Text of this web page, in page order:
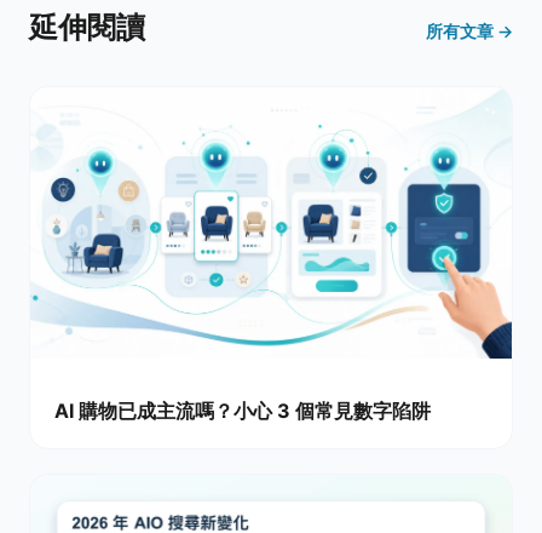
延伸閱讀 所有文章 →
AI 購物已成主流嗎？小心 3 個常見數字陷阱